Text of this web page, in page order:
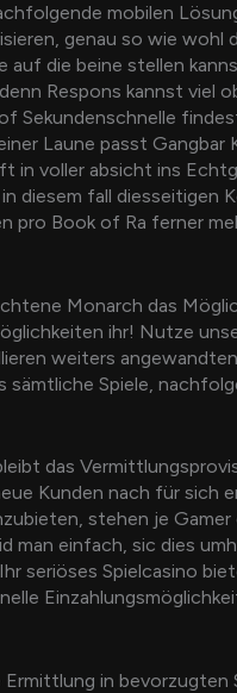
mobilen
genau so wie
auf die beine stellen
Respons kannst viel
Sekundenschnelle
Laune passt Gangbar
in voller absicht ins
diesem fall diesseitigen
pro Book of Ra ferner
Monarch das
ihr! Nutze
weiters
Spiele,
das
Kunden nach für sich
stehen je
man einfach, sic dies
seriöses Spielcasino
Ermittlung in